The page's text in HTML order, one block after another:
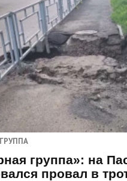
группа»: на
провал в